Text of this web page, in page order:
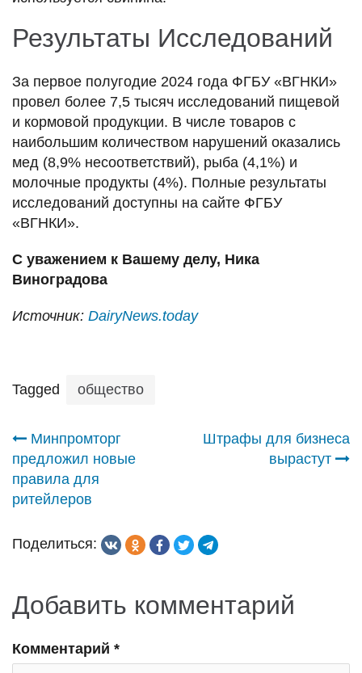
Результаты Исследований
За первое полугодие 2024 года ФГБУ «ВГНКИ»
провел более 7,5 тысяч исследований пищевой
и кормовой продукции. В числе товаров с
наибольшим количеством нарушений оказались
мед (8,9% несоответствий), рыба (4,1%) и
молочные продукты (4%). Полные результаты
исследований доступны на сайте ФГБУ
«ВГНКИ».
С уважением к Вашему делу, Ника
Виноградова
Источник: DairyNews.today
Tagged общество
Навигация
по
Минпромторг
предложил новые
правила для
ритейлеров
Штрафы для бизнеса
вырастут
Поделиться:
Добавить комментарий
Комментарий *